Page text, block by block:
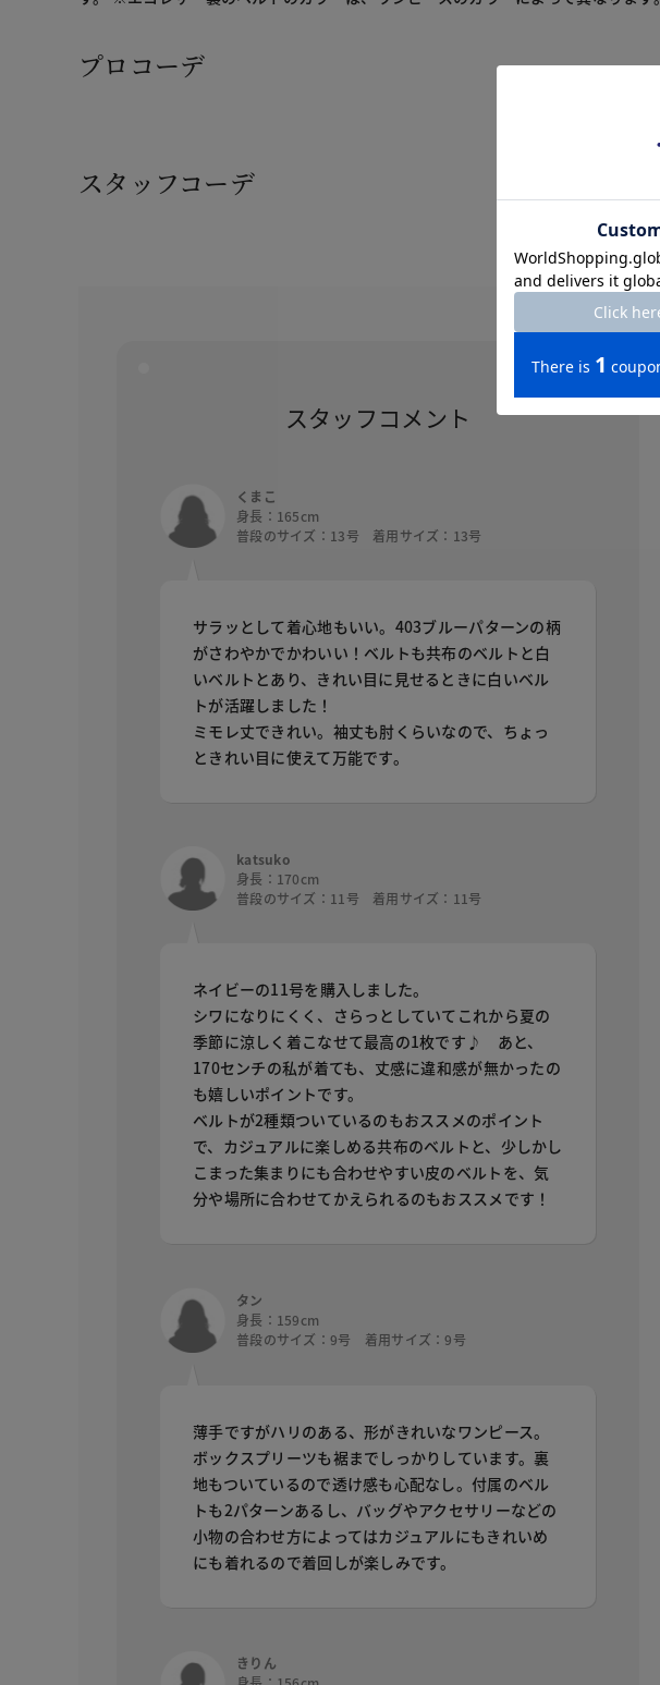
プロコーデ
スタッフコーデ
スタッフコメント
くまこ
身長：165cm
普段のサイズ：13号 着用サイズ：13号
サラッとして着心地もいい。403ブルーパターンの柄
がさわやかでかわいい！ベルトも共布のベルトと白
いベルトとあり、きれい目に見せるときに白いベル
トが活躍しました！
ミモレ丈できれい。袖丈も肘くらいなので、ちょっ
ときれい目に使えて万能です。
katsuko
身長：170cm
普段のサイズ：11号 着用サイズ：11号
ネイビーの11号を購入しました。
シワになりにくく、さらっとしていてこれから夏の
季節に涼しく着こなせて最高の1枚です♪ あと、
170センチの私が着ても、丈感に違和感が無かったの
も嬉しいポイントです。
ベルトが2種類ついているのもおススメのポイント
で、カジュアルに楽しめる共布のベルトと、少しかし
こまった集まりにも合わせやすい皮のベルトを、気
分や場所に合わせてかえられるのもおススメです！
タン
身長：159cm
普段のサイズ：9号 着用サイズ：9号
薄手ですがハリのある、形がきれいなワンピース。
ボックスプリーツも裾までしっかりしています。裏
地もついているので透け感も心配なし。付属のベル
トも2パターンあるし、バッグやアクセサリーなどの
小物の合わせ方によってはカジュアルにもきれいめ
にも着れるので着回しが楽しみです。
きりん